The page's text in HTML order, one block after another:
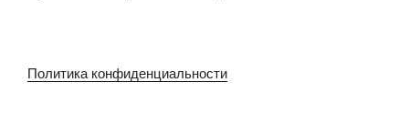
Политика конфиденциальности